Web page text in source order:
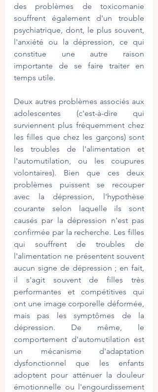
des problèmes de toxicomanie
souffrent également d'un trouble
psychiatrique, dont, le plus souvent,
l'anxiété ou la dépression, ce qui
constitue une autre raison
importante de se faire traiter en
temps utile.
Deux autres problèmes associés aux
adolescentes (c'est-à-dire qui
surviennent plus fréquemment chez
les filles que chez les garçons) sont
les troubles de l'alimentation et
l'automutilation, ou les coupures
volontaires). Bien que ces deux
problèmes puissent se recouper
avec la dépression, l'hypothèse
courante selon laquelle ils sont
causés par la dépression n'est pas
confirmée par la recherche. Les filles
qui souffrent de troubles de
l'alimentation ne présentent souvent
aucun signe de dépression ; en fait,
il s'agit souvent de filles très
performantes et compétitives qui
ont une image corporelle déformée,
mais pas les symptômes de la
dépression. De même, le
comportement d'automutilation est
un mécanisme d'adaptation
dysfonctionnel que les enfants
adoptent pour atténuer la douleur
émotionnelle ou l'engourdissement